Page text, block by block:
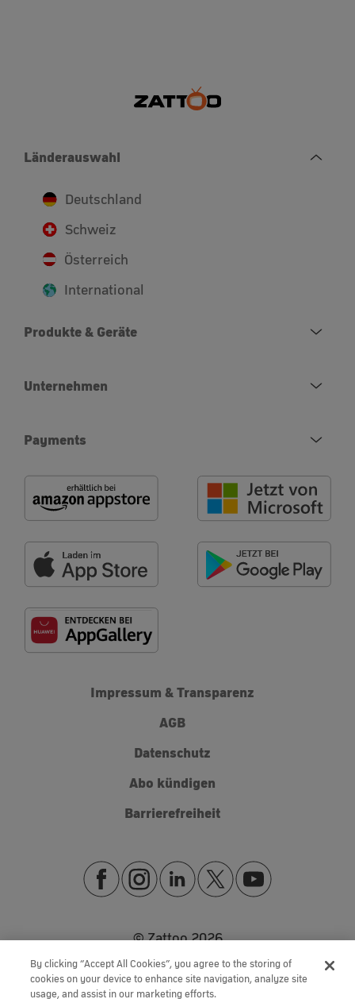
Länderauswahl
Deutschland
Schweiz
Österreich
International
Produkte & Geräte
Unternehmen
Payments
Impressum & Transparenz
AGB
Datenschutz
Abo kündigen
Barrierefreiheit
© Zattoo2026
By clicking “Accept All Cookies”, you agree to the storing of
cookies on your device to enhance site navigation, analyze site
usage, and assist in our marketing efforts.